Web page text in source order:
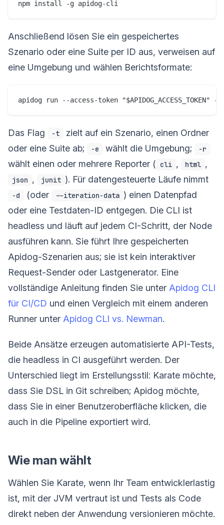
Anschließend lösen Sie ein gespeichertes
Szenario oder eine Suite per ID aus, verweisen auf
eine Umgebung und wählen Berichtsformate:
Das Flag -t
zielt auf ein Szenario, einen Ordner
oder eine Suite ab;
-e wählt die Umgebung; -r
wählt einen oder mehrere Reporter ( cli , html ,
json , junit ). Für datengesteuerte Läufe nimmt
-d (oder --iteration-data ) einen Datenpfad
oder eine Testdaten-ID entgegen. Die CLI ist
headless und läuft auf jedem CI-Schritt, der Node
ausführen kann. Sie führt Ihre gespeicherten
Apidog-Szenarien aus; sie ist kein interaktiver
Request-Sender oder Lastgenerator. Eine
vollständige Anleitung finden Sie unter Apidog CLI
für CI/CD und einen Vergleich mit einem anderen
Runner unter Apidog CLI vs. Newman.
Beide Ansätze erzeugen automatisierte API-Tests,
die headless in CI ausgeführt werden. Der
Unterschied liegt im Erstellungsstil: Karate möchte,
dass Sie DSL in Git schreiben; Apidog möchte,
dass Sie in einer Benutzeroberfläche klicken, die
auch in die Pipeline exportiert wird.
Wie man wählt
Wählen Sie Karate, wenn Ihr Team entwicklerlastig
ist, mit der JVM vertraut ist und Tests als Code
direkt neben der Anwendung versionieren möchte.